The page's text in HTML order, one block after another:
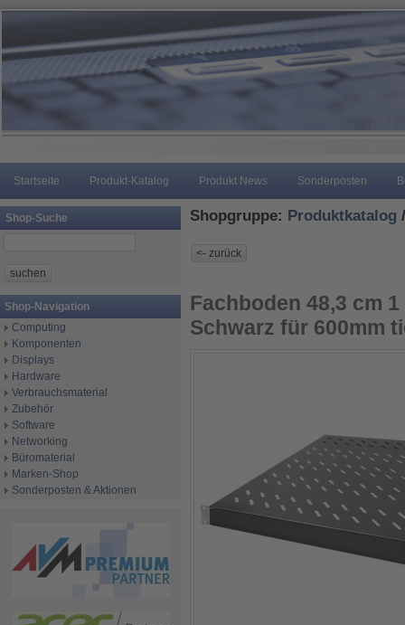
Startseite Produkt-Katalog Produkt News Sonderposten
Shop-Suche
Shop-Navigation
Computing
Komponenten
Displays
Hardware
Verbrauchsmaterial
Zubehör
Software
Networking
Büromaterial
Marken-Shop
Sonderposten & Aktionen
Shopgruppe: Produktkatalog
Fachboden 48,3 cm
Schwarz für 600mm